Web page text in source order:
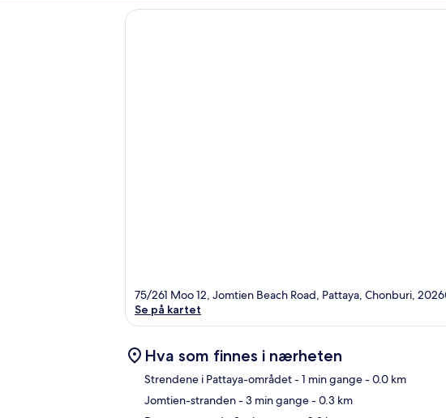
75/261 Moo 12, Jomtien Beach Road, Pattaya, Chonburi,
Se på kartet
Hva som finnes i nærheten
Strendene i Pattaya-området- 1 min gange- 0.0 km
Jomtien-stranden- 3 min gange- 0.3 km